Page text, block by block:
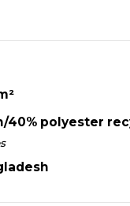
STUDIOS
SEGURIDAD
40% polyester